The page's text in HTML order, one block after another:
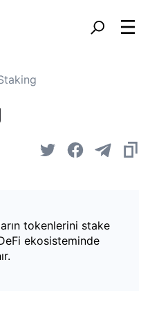
tokenlerini stake
ekosisteminde